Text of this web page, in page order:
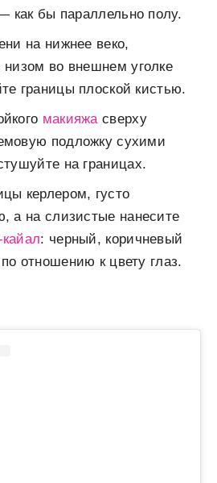
как бы параллельно полу.
на нижнее веко,
низом во внешнем уголке
границы плоской кистью.
макияжасверху
подложку сухими
на границах.
керлером, густо
а на слизистые нанесите
: черный, коричневый
отношению к цвету глаз.